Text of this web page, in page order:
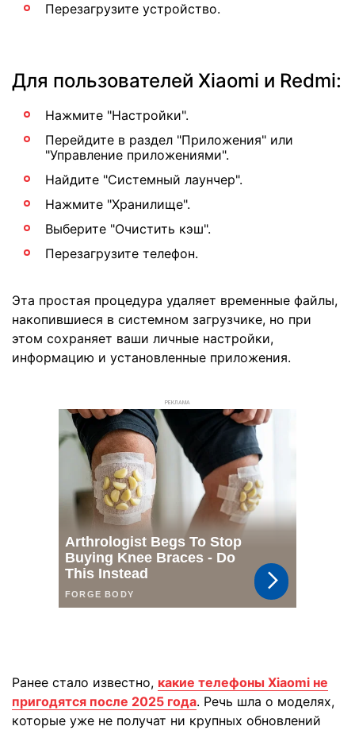
Перезагрузите устройство.
Для пользователей Xiaomi и Redmi:
Нажмите "Настройки".
Перейдите в раздел "Приложения" или
"Управление приложениями".
Найдите "Системный лаунчер".
Нажмите "Хранилище".
Выберите "Очистить кэш".
Перезагрузите телефон.
Эта простая процедура удаляет временные файлы,
накопившиеся в системном загрузчике, но при
этом сохраняет ваши личные настройки,
информацию и установленные приложения.
РЕКЛАМА
Ранее стало известно, какие телефоны Xiaomi не
пригодятся после 2025 года. Речь шла о моделях,
которые уже не получат ни крупных обновлений